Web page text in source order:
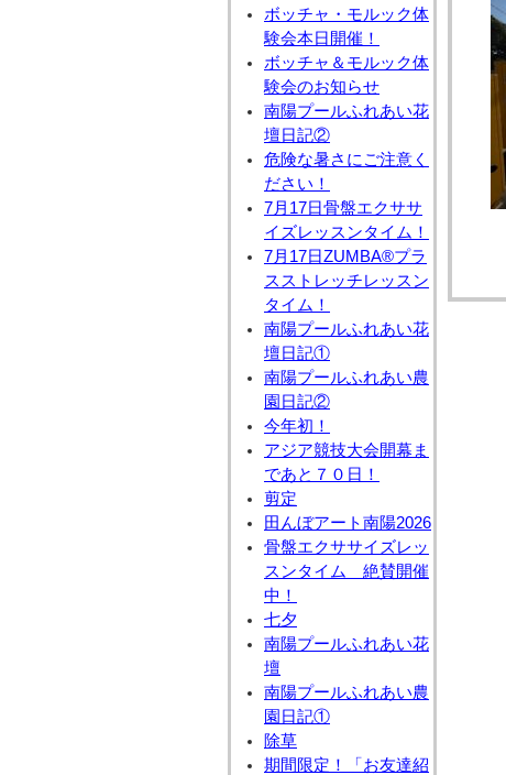
ボッチャ・モルック体
験会本日開催！
ボッチャ＆モルック体
験会のお知らせ
南陽プールふれあい花
壇日記②
危険な暑さにご注意く
ださい！
7月17日骨盤エクササ
イズレッスンタイム！
7月17日ZUMBA®プラ
スストレッチレッスン
タイム！
南陽プールふれあい花
壇日記①
南陽プールふれあい農
園日記②
今年初！
アジア競技大会開幕ま
であと７０日！
剪定
田んぼアート南陽2026
骨盤エクササイズレッ
スンタイム 絶賛開催
中！
七夕
南陽プールふれあい花
壇
南陽プールふれあい農
園日記①
除草
期間限定！「お友達紹